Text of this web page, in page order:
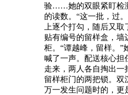
验……她的双眼紧盯检
的读数。“这一批，过
上逐个打勾，随后又取
贴有编号的留样盒，墙
柜。“谭越峰，留样。”
喊了一声。配送核心担
走来，两人各自掏出一
留样柜门的两把锁。双
万一发生问题时的，更